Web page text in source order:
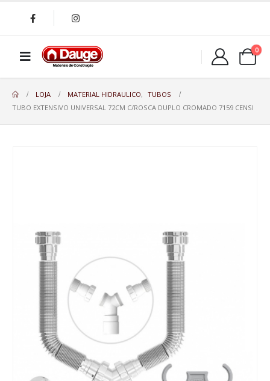
0
LOJA MATERIAL HIDRAULICO,
TUBOS
TUBO EXTENSIVO UNIVERSAL 72CM C/ROSCA DUPLO CROMADO 7159 CENSI